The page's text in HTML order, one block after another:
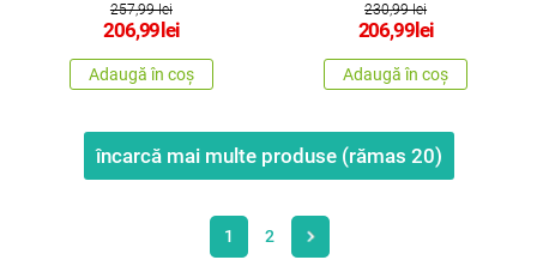
257,99 lei
206,99 lei
Adaugă în coș
230,99 lei
206,99 lei
Adaugă în coș
încarcă mai multe produse (rămas 20)
1 2